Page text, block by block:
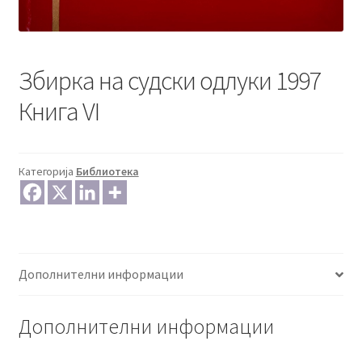
Збирка на судски одлуки 1997
Книга VI
Категорија Библиотека
Дополнителни информации
Дополнителни информации